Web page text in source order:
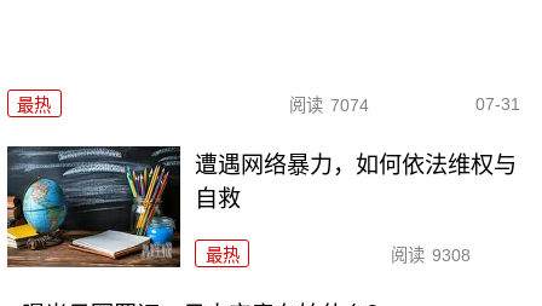
最热 阅读 7074 07-31
遭遇网络暴力，如何依法维权与
自救
最热 阅读 9308